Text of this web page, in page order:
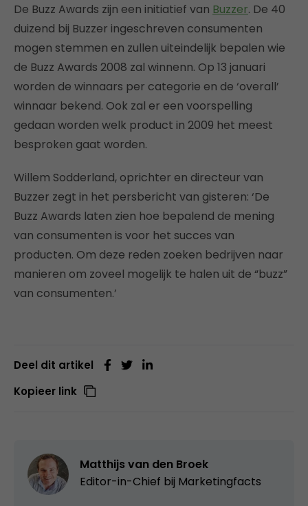
De Buzz Awards zijn een initiatief van Buzzer. De 40
duizend bij Buzzer ingeschreven consumenten
mogen stemmen en zullen uiteindelijk bepalen wie
de Buzz Awards 2008 zal winnenn. Op 13 januari
worden de winnaars per categorie en de ‘overall’
winnaar bekend. Ook zal er een voorspelling
gedaan worden welk product in 2009 het meest
besproken gaat worden.
Willem Sodderland, oprichter en directeur van
Buzzer zegt in het persbericht van gisteren: ‘De
Buzz Awards laten zien hoe bepalend de mening
van consumenten is voor het succes van
producten. Om deze reden zoeken bedrijven naar
manieren om zoveel mogelijk te halen uit de “buzz”
van consumenten.’
Deel dit artikel
Kopieer link
Matthijs van den Broek
Editor-in-Chief bij Marketingfacts